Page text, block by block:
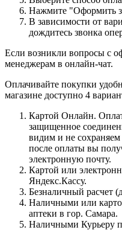
Нажмите "Оформить
В зависимости от
дождитесь звонка
Если возникли вопросы с
менеджерам в онлайн-чат.
Оплачивайте покупки
магазине доступно 4
Картой Онлайн.
защищенное
видим и не
после оплаты вы
электронную почту.
Картой или
Яндекс.Кассу.
Безналичный расчет
Наличными или
аптеки в гор. Самара.
Наличными Курьеру